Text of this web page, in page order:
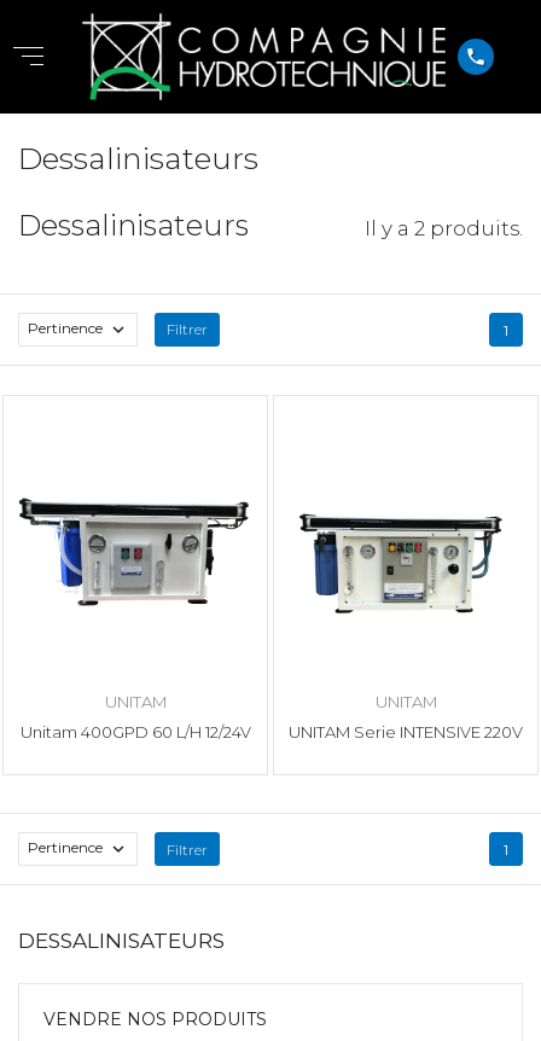
phone
Dessalinisateurs
DESSALINISATEURS
VENDRE NOS PRODUITS
Dessalinisateurs Il y a 2 produits.
Pertinence  Filtrer 1
UNITAM
Unitam 400GPD 60 L/H 12/24V
UNITAM
UNITAM Serie INTENSIVE 220V
Pertinence  Filtrer 1